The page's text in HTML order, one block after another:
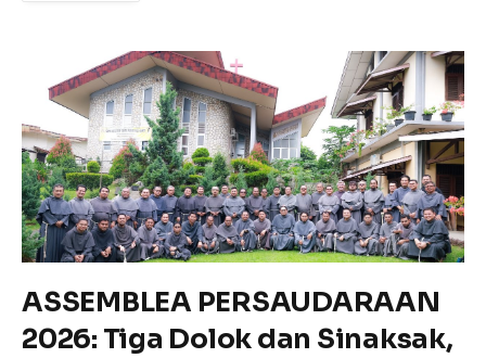
ASSEMBLEA PERSAUDARAAN
2026: Tiga Dolok dan Sinaksak,